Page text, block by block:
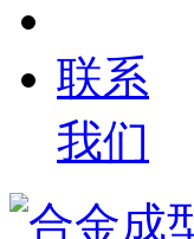
联系
我们